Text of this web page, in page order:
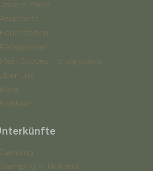
Unsere Parks
Angebote
Ferienzeiten
Rezensionen
Mein Succes Holidayparcs
Über uns
Blog
Kontakt
Camping
Glamping in Holland